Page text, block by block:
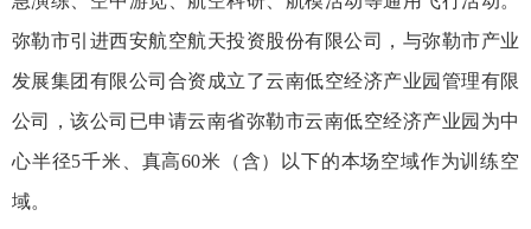
弥勒市引进西安航空航天投资股份有限公司，与弥勒市产业
发展集团有限公司合资成立了云南低空经济产业园管理有限
公司，该公司已申请云南省弥勒市云南低空经济产业园为中
心半径5千米、真高60米（含）以下的本场空域作为训练空
域。